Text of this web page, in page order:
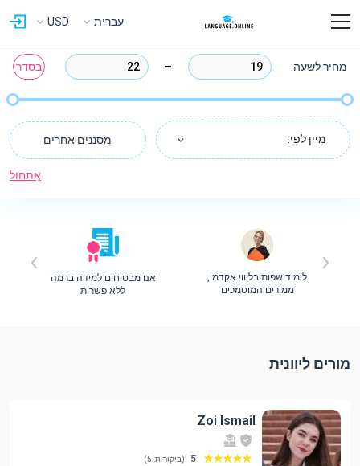
עברית USD
אִתחוּל
מחיר לשעה: בסדר
מיין לפי: מסננים אחרים
לימוד שפות בליווי אקדמי,
ממורים המוסמכים
אנו מבטיחים למידה ברמה
ללא פשרות
מורים ליוונית
Zoi Ismail
5 (ביקורות: 5)